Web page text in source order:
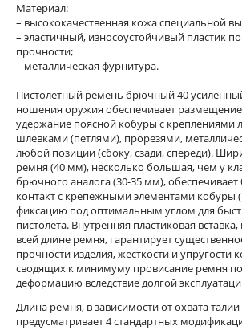
Материал:
– высококачественная кожа специальной
– эластичный, износоустойчивый пластик
прочности;
– металлическая фурнитура.
Пистолетный ремень брючный 40
ношения оружия обеспечивает
удержание поясной кобуры с креплениями
шлевками (петлями), прорезями,
любой позиции (сбоку, сзади, спереди).
ремня (40 мм), несколько большая, чем у
брючного аналога (30-35 мм),
контакт с крепежными элементами кобуры
фиксацию под оптимальным углом для
пистолета. Внутренняя пластиковая
всей длине ремня, гарантирует
прочности изделия, жесткости и упругости
сводящих к минимуму провисание ремня
деформацию вследствие долгой
Длина ремня, в зависимости от охвата
предусматривает 4 стандартных